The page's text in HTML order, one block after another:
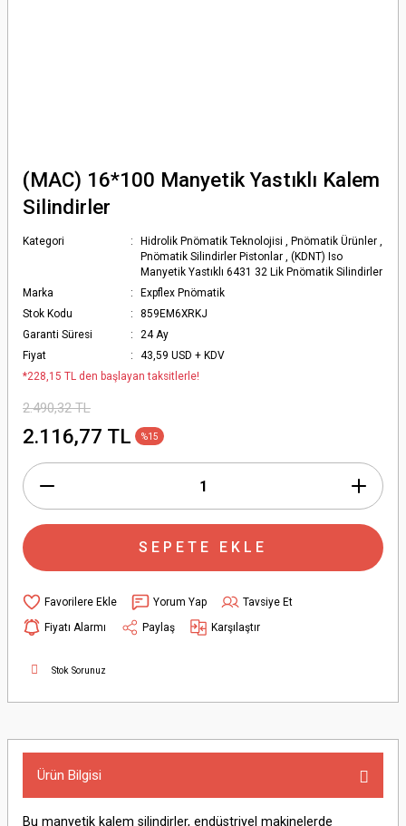
(MAC) 16*100 Manyetik Yastıklı Kalem
Silindirler
Kategori Hidrolik Pnömatik Teknolojisi , Pnömatik Ürünler ,
Pnömatik Silindirler Pistonlar ,(KDNT) Iso
Manyetik Yastıklı 6431 32 Lik Pnömatik Silindirler
Marka
Expflex Pnömatik
Stok Kodu
859EM6XRKJ
Garanti Süresi
24 Ay
Fiyat
43,59 USD + KDV
*228,15 TL den başlayan taksitlerle!
2.490,32 TL
2.116,77 TL %15
SEPETE EKLE
Yorum Yap
Tavsiye Et
Fiyatı Alarmı
Paylaş Karşılaştır
Stok Sorunuz
Ürün Bilgisi
Bu manyetik kalem silindirler, endüstriyel makinelerde